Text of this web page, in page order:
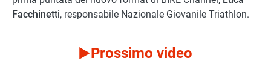
Facchinetti, responsabile Nazionale Giovanile Triathlon.
Prossimo video